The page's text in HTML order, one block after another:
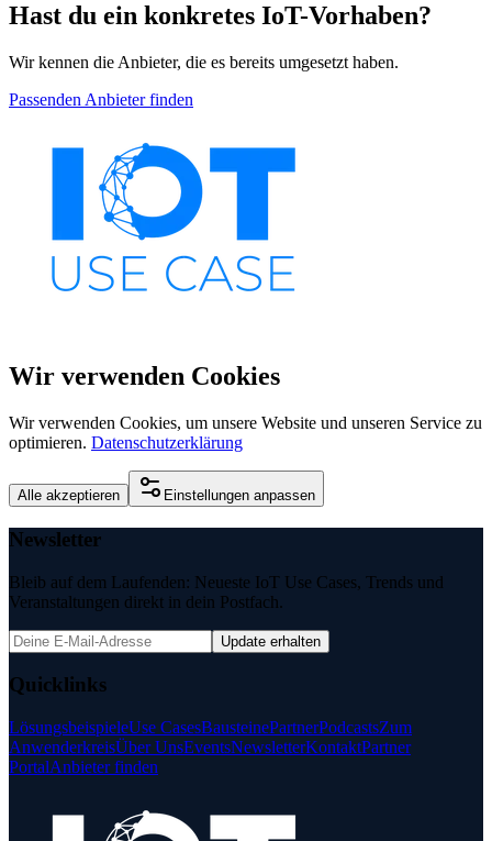
Hast du ein konkretes IoT-Vorhaben?
Wir kennen die Anbieter, die es bereits umgesetzt haben.
Passenden Anbieter finden
Wir verwenden Cookies
Wir verwenden Cookies, um unsere Website und unseren Service zu
optimieren. Datenschutzerklärung
Alle akzeptieren Einstellungen anpassen
Newsletter
Bleib auf dem Laufenden: Neueste IoT Use Cases, Trends und
Veranstaltungen direkt in dein Postfach.
Update erhalten
Quicklinks
LösungsbeispieleUse CasesBausteinePartnerPodcastsZum
AnwenderkreisÜber UnsEventsNewsletterKontaktPartner
PortalAnbieter finden